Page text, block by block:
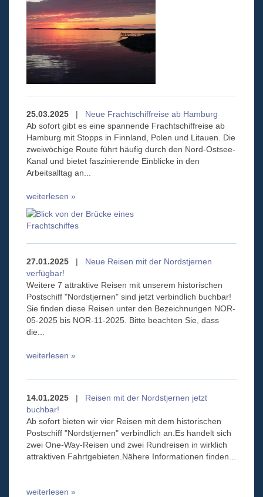
25.03.2025 | Neue Frachtschiffreise ab Hamburg
Ab sofort gibt es eine spannende Frachtschiffreise ab
Hamburg mit Stopps in Finnland, Polen und Litauen. Die
zweiwöchige Route führt häufig durch den Nord-Ostsee-
Kanal und bietet faszinierende Einblicke in den
Arbeitsalltag an...
weiterlesen »
27.01.2025 | Neue Reisen mit der Nordstjernen
verfügbar!
Weitere 7 attraktive Reisen mit unserem historischen
Postschiff "Nordstjernen" sind jetzt verbindlich buchbar!
Sie finden diese Reisen unter den Bezeichnungen NOR-
05-2025 bis NOR-11-2025. Bitte beachten Sie, dass
die...
weiterlesen »
14.01.2025 | Reisen mit der Nordstjernen jetzt
buchbar!
Ab sofort bieten wir vier Reisen mit dem historischen
Postschiff "Nordstjernen" verbindlich an.Es handelt sich
zwei One-Way-Reisen und zwei Rundreisen in wirklich
attraktiven Fahrtgebieten.Nähere Informationen finden...
weiterlesen »